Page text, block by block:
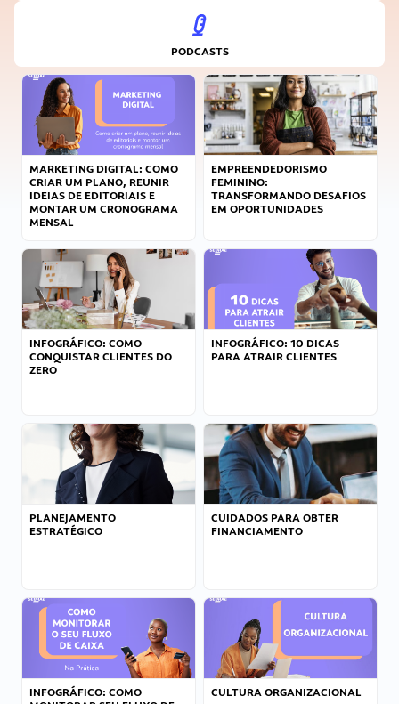
PODCASTS
MARKETING DIGITAL: COMO
CRIAR UM PLANO, REUNIR
IDEIAS DE EDITORIAIS E
MONTAR UM CRONOGRAMA
MENSAL
EMPREENDEDORISMO
FEMININO:
TRANSFORMANDO DESAFIOS
EM OPORTUNIDADES
INFOGRÁFICO: COMO
CONQUISTAR CLIENTES DO
ZERO
INFOGRÁFICO: 10 DICAS
PARA ATRAIR CLIENTES
PLANEJAMENTO
ESTRATÉGICO
CUIDADOS PARA OBTER
FINANCIAMENTO
INFOGRÁFICO: COMO
CULTURA ORGANIZACIONAL